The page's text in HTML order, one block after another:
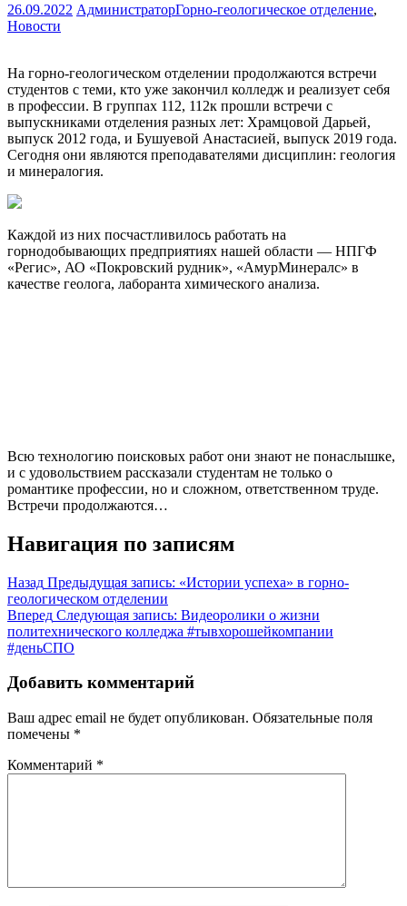
26.09.2022 АдминистраторГорно-геологическое отделение,
Новости
На горно-геологическом отделении продолжаются встречи
студентов с теми, кто уже закончил колледж и реализует себя
в профессии. В группах 112, 112к прошли встречи с
выпускниками отделения разных лет: Храмцовой Дарьей,
выпуск 2012 года, и Бушуевой Анастасией, выпуск 2019 года.
Сегодня они являются преподавателями дисциплин: геология
и минералогия.
Каждой из них посчастливилось работать на
горнодобывающих предприятиях нашей области — НПГФ
«Регис», АО «Покровский рудник», «АмурМинералс» в
качестве геолога, лаборанта химического анализа.
Всю технологию поисковых работ они знают не понаслышке,
и с удовольствием рассказали студентам не только о
романтике профессии, но и сложном, ответственном труде.
Встречи продолжаются…
Навигация по записям
Назад Предыдущая запись: «Истории успеха» в горно-
геологическом отделении
Вперед Следующая запись: Видеоролики о жизни
политехнического колледжа #тывхорошейкомпании
#деньСПО
Добавить комментарий
Ваш адрес email не будет опубликован. Обязательные поля
помечены *
Комментарий *